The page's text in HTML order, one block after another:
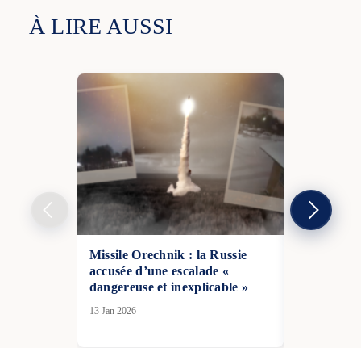
À LIRE AUSSI
Missile Orechnik : la Russie
accusée d’une escalade «
dangereuse et inexplicable »
13 Jan 2026